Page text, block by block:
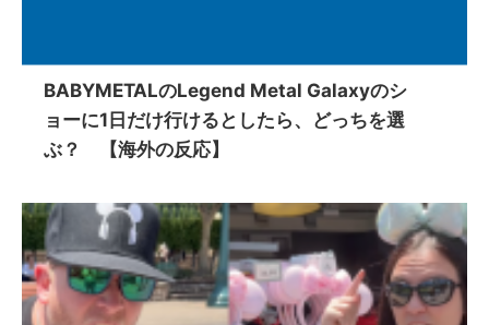
BABYMETALのLegend Metal Galaxyのシ
ョーに1日だけ行けるとしたら、どっちを選
ぶ？ 【海外の反応】